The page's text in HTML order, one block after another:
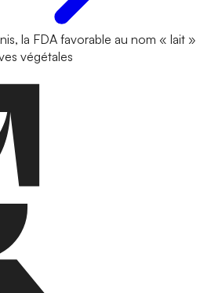
la FDA favorable au nom « lait »
végétales